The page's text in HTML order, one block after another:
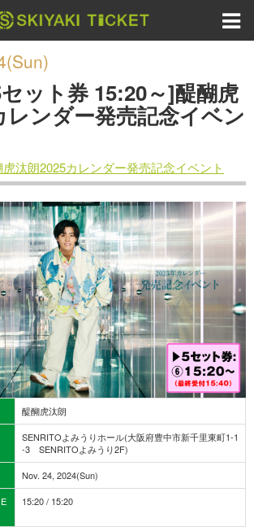
セット券 15:20～]醍醐虎
レンダー発売記念イベン
汰朗2025カレンダー発売記念イベント
醍醐虎汰朗
SENRITOよみうりホール(大阪府豊中市新千里東町1-1
-3 SENRITOよみうり2F)
Nov. 24, 2024(Sun)
15:20 / 15:20